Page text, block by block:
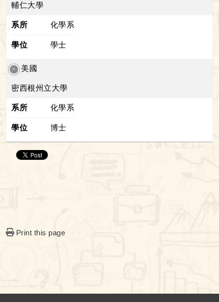
輔仁大學
系所 化學系
學位 學士
美國
密西根州立大學
系所 化學系
學位 博士
Print this page